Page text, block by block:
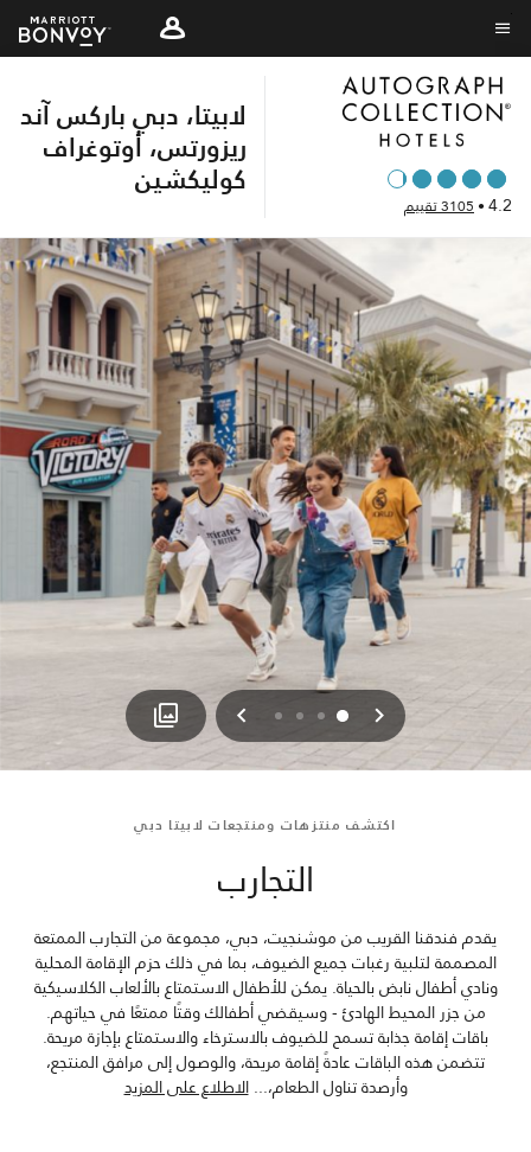
Skip
to
main
content
نص القائمة
4.2
•3105 تقييم
لابيتا، دبي باركس آند
ريزورتس، أوتوغراف
كوليكشين
السابق
0
1
2
3 التالي
اكتشف منتزهات ومنتجعات لابيتا دبي
التجارب
يقدم فندقنا القريب من موشنجيت، دبي، مجموعة من التجارب الممتعة
المصممة لتلبية رغبات جميع الضيوف، بما في ذلك حزم الإقامة المحلية
ونادي أطفال نابض بالحياة. يمكن للأطفال الاستمتاع بالألعاب الكلاسيكية
من جزر المحيط الهادئ - وسيقضي أطفالك وقتًا ممتعًا في حياتهم.
باقات إقامة جذابة تسمح للضيوف بالاسترخاء والاستمتاع بإجازة مريحة.
تتضمن هذه الباقات عادةً إقامة مريحة، والوصول إلى مرافق المنتجع،
وأرصدة تناول الطعام،... الاطلاع على المزيد